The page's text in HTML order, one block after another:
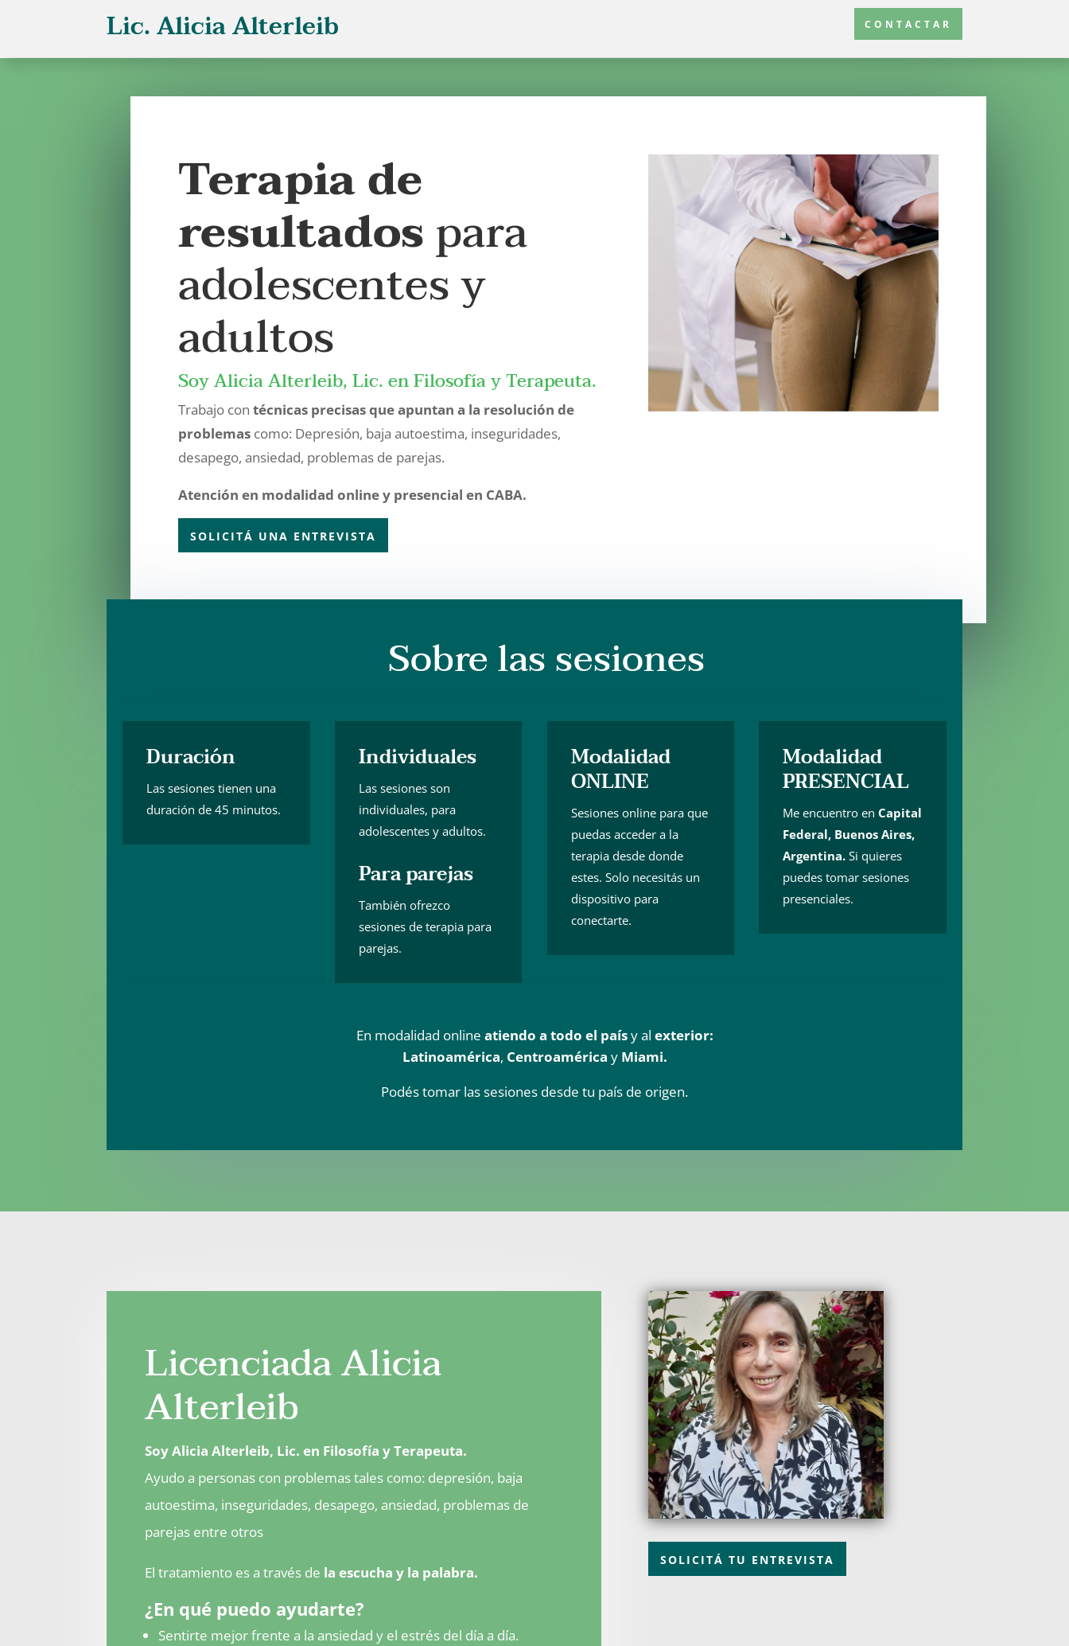
Lic. Alicia Alterleib CONTACTAR
Terapia de
resultadospara
adolescentes y
adultos
Soy Alicia Alterleib, Lic. en Filosofía y Terapeuta.
Trabajo con técnicas precisas que apuntan a la resolución de
problemas como: Depresión, baja autoestima, inseguridades,
desapego, ansiedad, problemas de parejas.
Atención en modalidad online y presencial en CABA.
SOLICITÁ UNA ENTREVISTA
Sobre las sesiones
Duración
Las sesiones tienen una
duración de 45 minutos.
Individuales
Las sesiones son
individuales, para
adolescentes y adultos.
Para parejas
También ofrezco
sesiones de terapia para
parejas.
Modalidad
ONLINE
Sesiones online para que
puedas acceder a la
terapia desde donde
estes. Solo necesitás un
dispositivo para
conectarte.
Modalidad
PRESENCIAL
Me encuentro enCapital
Federal, Buenos Aires,
Argentina. Si quieres
puedes tomar sesiones
presenciales.
En modalidad online atiendo a todo el paísy al exterior:
Latinoamérica, Centroamérica yMiami.
Podés tomar las sesiones desde tu país de origen.
Licenciada Alicia
Alterleib
Soy Alicia Alterleib, Lic. en Filosofía y Terapeuta.
Ayudo a personas con problemas tales como: depresión, baja
autoestima, inseguridades, desapego, ansiedad, problemas de
parejas entre otros
El tratamiento es a través de la escucha y la palabra.
¿En qué puedo ayudarte?
Sentirte mejor frente a la ansiedad y el estrés del día a día.
SOLICITÁ TU ENTREVISTA